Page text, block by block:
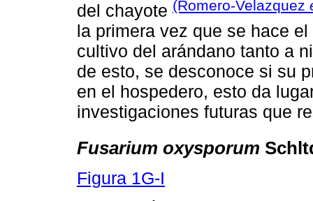
del chayote (Romero-Velazquez
la primera vez que se hace
cultivo del arándano tanto a
de esto, se desconoce si su
en el hospedero, esto da
investigaciones futuras que
Fusarium oxysporum
Figura 1G-I